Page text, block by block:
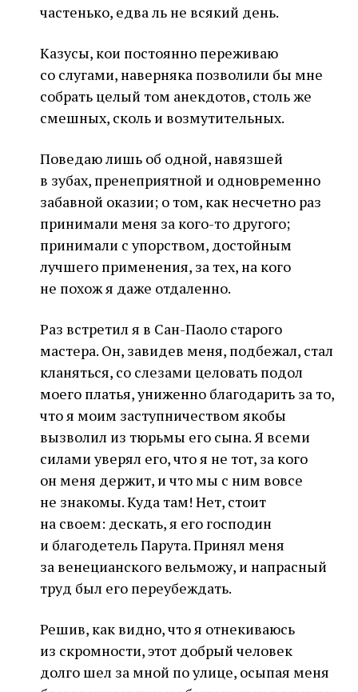
частенько, едва ль не всякий день.
Казусы, кои постоянно переживаю
со слугами, наверняка позволили бы мне
собрать целый том анекдотов, столь же
смешных, сколь и возмутительных.
Поведаю лишь об одной, навязшей
в зубах, пренеприятной и одновременно
забавной оказии; о том, как несчетно раз
принимали меня за кого-то другого;
принимали с упорством, достойным
лучшего применения, за тех, на кого
не похож я даже отдаленно.
Раз встретил я в Сан-Паоло старого
мастера. Он, завидев меня, подбежал, стал
кланяться, со слезами целовать подол
моего платья, униженно благодарить за то,
что я моим заступничеством якобы
вызволил из тюрьмы его сына. Я всеми
силами уверял его, что я не тот, за кого
он меня держит, и что мы с ним вовсе
не знакомы. Куда там! Нет, стоит
на своем: дескать, я его господин
и благодетель Парута. Принял меня
за венецианского вельможу, и напрасный
труд был его переубеждать.
Решив, как видно, что я отнекиваюсь
из скромности, этот добрый человек
долго шел за мной по улице, осыпая меня